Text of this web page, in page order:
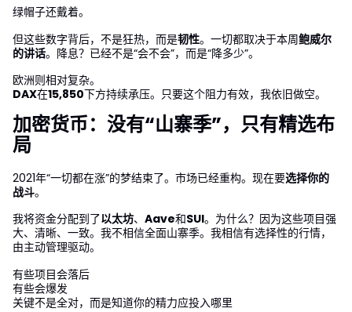
绿帽子还戴着。
但这些数字背后，不是狂热，而是韧性。一切都取决于本周鲍威尔
的讲话。降息？已经不是“会不会”，而是“降多少”。
欧洲则相对复杂。
DAX在15,850下方持续承压。只要这个阻力有效，我依旧做空。
加密货币：没有“山寨季”，只有精选布
局
2021年“一切都在涨”的梦结束了。市场已经重构。现在要选择你的
战斗。
我将资金分配到了以太坊、 Aave和SUI。为什么？因为这些项目强
大、清晰、一致。我不相信全面山寨季。我相信有选择性的行情，
由主动管理驱动。
有些项目会落后
有些会爆发
关键不是全对，而是知道你的精力应投入哪里